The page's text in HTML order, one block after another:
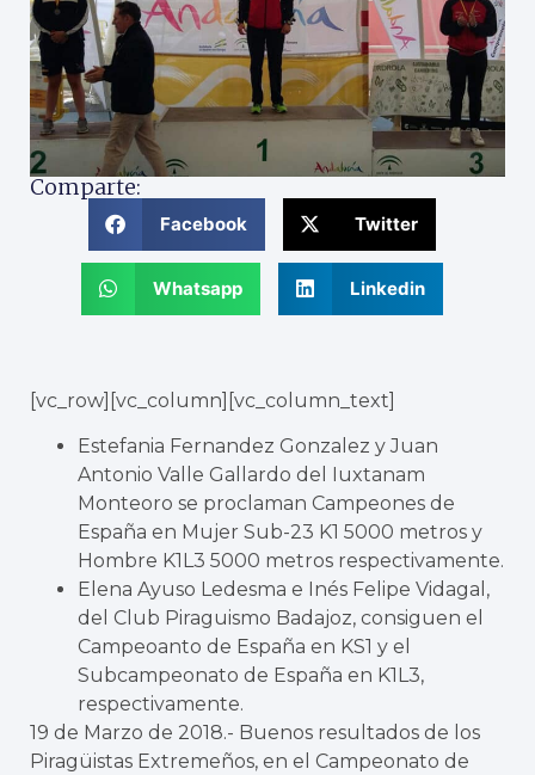
Comparte:
Facebook Twitter
Whatsapp Linkedin
[vc_row][vc_column][vc_column_text]
Estefania Fernandez Gonzalez y Juan
Antonio Valle Gallardo del Iuxtanam
Monteoro se proclaman Campeones de
España en Mujer Sub-23 K1 5000 metros y
Hombre K1L3 5000 metros respectivamente.
Elena Ayuso Ledesma e Inés Felipe Vidagal,
del Club Piraguismo Badajoz, consiguen el
Campeoanto de España en KS1 y el
Subcampeonato de España en K1L3,
respectivamente.
19 de Marzo de 2018.- Buenos resultados de los
Piragüistas Extremeños, en el Campeonato de